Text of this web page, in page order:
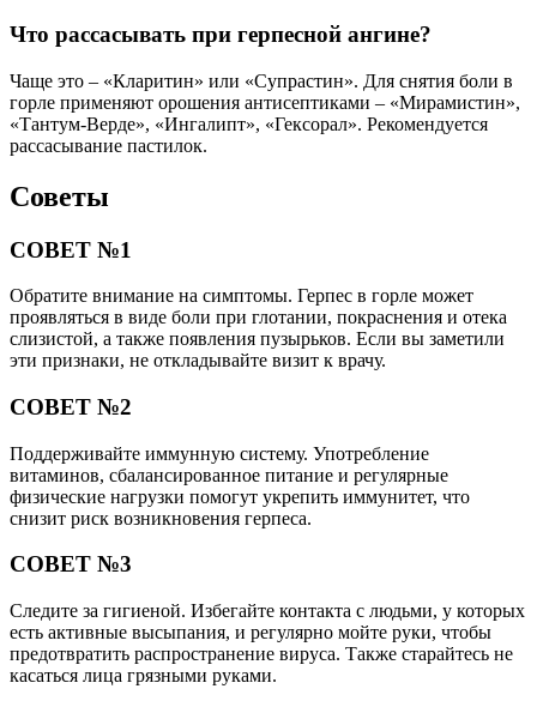
Что рассасывать при герпесной ангине?
Чаще это – «Кларитин» или «Супрастин». Для снятия боли в
горле применяют орошения антисептиками – «Мирамистин»,
«Тантум-Верде», «Ингалипт», «Гексорал». Рекомендуется
рассасывание пастилок.
Советы
СОВЕТ №1
Обратите внимание на симптомы. Герпес в горле может
проявляться в виде боли при глотании, покраснения и отека
слизистой, а также появления пузырьков. Если вы заметили
эти признаки, не откладывайте визит к врачу.
СОВЕТ №2
Поддерживайте иммунную систему. Употребление
витаминов, сбалансированное питание и регулярные
физические нагрузки помогут укрепить иммунитет, что
снизит риск возникновения герпеса.
СОВЕТ №3
Следите за гигиеной. Избегайте контакта с людьми, у которых
есть активные высыпания, и регулярно мойте руки, чтобы
предотвратить распространение вируса. Также старайтесь не
касаться лица грязными руками.